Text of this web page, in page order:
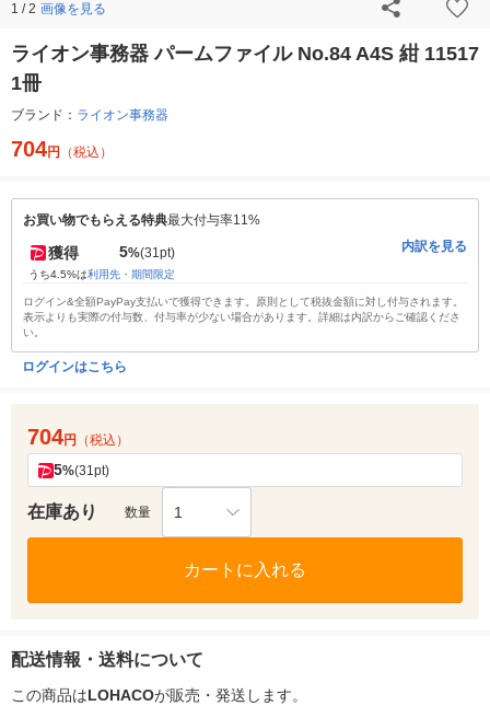
1 / 2 画像を見る
ライオン事務器 パームファイル No.84 A4S 紺 11517
1冊
ブランド： ライオン事務器
704円 （税込）
お買い物でもらえる特典最大付与率11%
獲得 5%(31pt)
うち4.5%は利用先・期間限定
内訳を見る
ログイン&全額PayPay支払いで獲得できます。原則として税抜金額に対し付与されます。
表示よりも実際の付与数、付与率が少ない場合があります。詳細は内訳からご確認くださ
い。
ログインはこちら
704円 （税込）
5%(31pt)
在庫あり 数量 1
カートに入れる
配送情報・送料について
この商品はLOHACOが販売・発送します。